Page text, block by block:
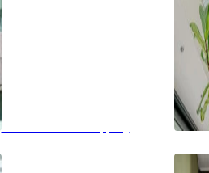
Balkon of overkapping